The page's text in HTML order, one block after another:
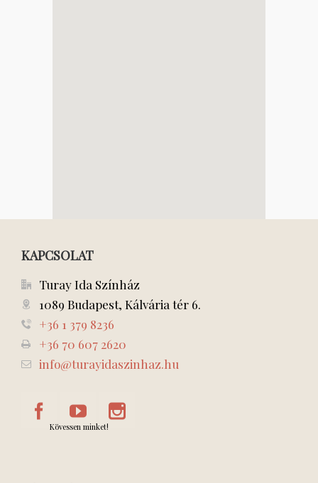
KAPCSOLAT
Turay Ida Színház
1089 Budapest, Kálvária tér 6.
+36 1 379 8236
+36 70 607 2620
info@turayidaszinhaz.hu
Kövessen minket!